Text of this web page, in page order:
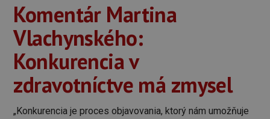
Komentár Martina
Vlachynského:
Konkurencia v
zdravotníctve má zmysel
„Konkurencia je proces objavovania, ktorý nám umožňuje